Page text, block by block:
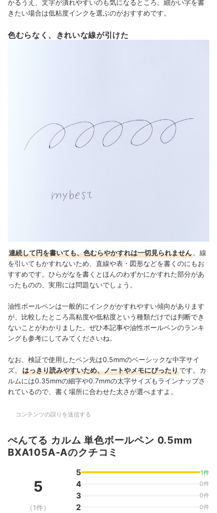
かるうえ、文字が潰れやすいのも気になるところ。細かい字を書
きたい場合は低粘度インクを選ぶのがおすすめです。
色むらなく、きれいな線が引けた
連続して円を書いても、色むらやかすれは一切見られません 。線
を引いてもかすれないため、直線や表・図形などを書くのにもお
すすめです。 ひらがなを書くとほんのわずかにかすれた部分があ
ったものの、実用には問題ないでしょう。
油性ボールペンは一般的にインクがかすれやすい傾向があります
が、比較したところ高粘度や低粘度という種類だけでは判断でき
ないことがわかりました。ぜひ本記事や油性ボールペンのランキ
ングも参考にしてみてくださいね。
なお、検証で使用したペン先は0.5mmのベーシックな中字サイ
ズ。
はっきり読みやすいため、ノートやメモにぴったりです。カ
ルムには0.35mmの細字や0.7mmの太字サイズもラインナップさ
れているので、書く場所に合わせた太さが選べますよ。
コンテンツの誤りを送信する
ぺんてる カルム 単色ボールペン 0.5mm
BXA105A-Aのクチコミ
5
（1件）
5 1件
4 0件
3 0件
2 0件